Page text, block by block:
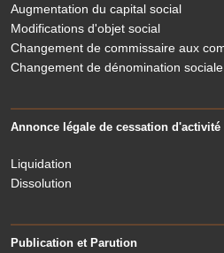
Augmentation du capital social
Modifications d'objet social
Changement de commissaire aux
Changement de dénomination sociale
Annonce légale de cessation d'activité
Liquidation
Dissolution
Publication et Parution